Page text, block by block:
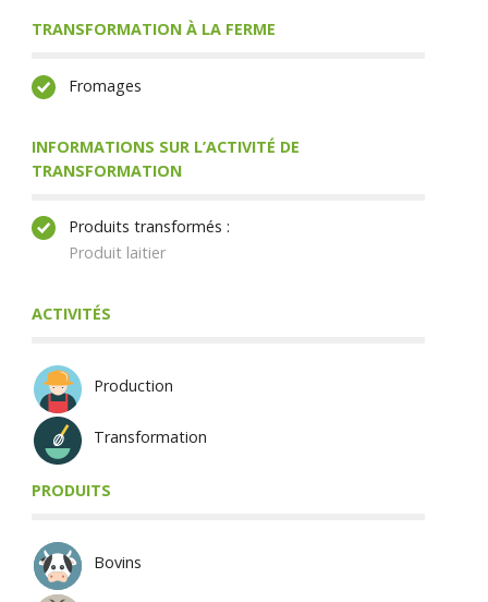
TRANSFORMATION À LA FERME
Fromages
INFORMATIONS SUR L’ACTIVITÉ DE
TRANSFORMATION
Produits transformés :
Produit laitier
ACTIVITÉS
Production
Transformation
PRODUITS
Bovins